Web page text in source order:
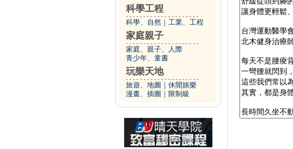
科學工程
科學、自然 工業、工程
家庭親子
家庭、親子、人際
青少年、童書
玩樂天地
旅遊、地圖
休閒娛樂
漫畫、插圖
限制級